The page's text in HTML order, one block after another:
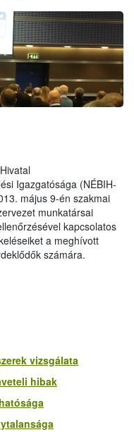
Igazgatósága (NÉBIH-
május 9-én szakmai
munkatársai
kapcsolatos
a meghívott
számára.
vizsgálata
hibak